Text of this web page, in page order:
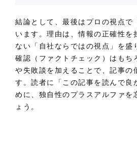
結論として、最後はプロの視点で
います。理由は、情報の正確性を
ない「自社ならではの視点」を盛
確認（ファクトチェック）はもち
や失敗談を加えることで、記事の
す。読者に「この記事を読んで良
めに、独自性のプラスアルファを
ょう。